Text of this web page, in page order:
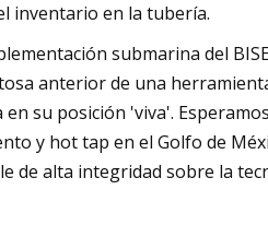
inventario en la tubería.
submarina del
anterior de una
su posición 'viva'.
y hot tap en el Golfo de
de alta integridad sobre la